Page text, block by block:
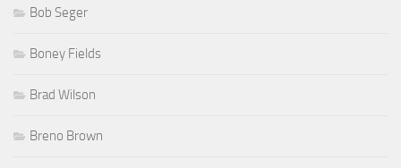
Bob Seger
Boney Fields
Brad Wilson
Breno Brown